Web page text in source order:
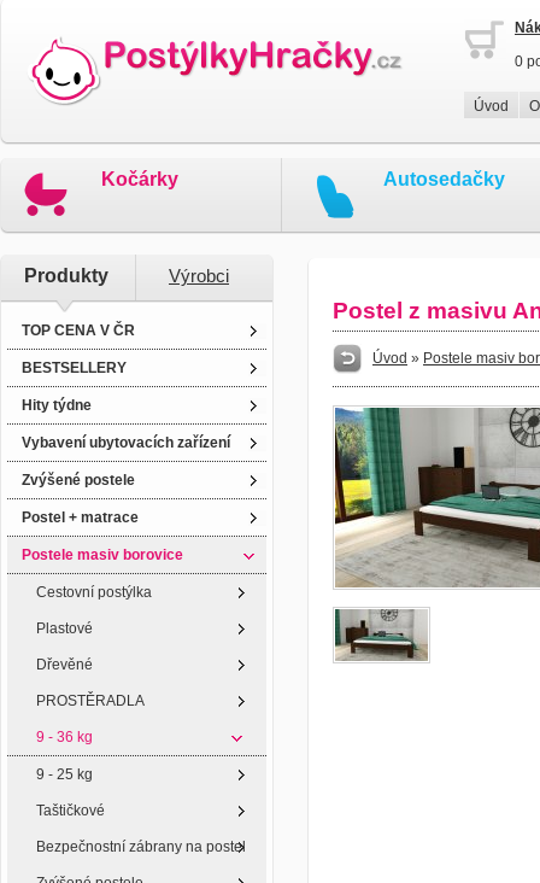
0
Úvod
Kočárky Autosedačky
Produkty Výrobci
TOP CENA V ČR
BESTSELLERY
Hity týdne
Vybavení ubytovacích zařízení
Zvýšené postele
Postel + matrace
Postele masiv borovice
Cestovní postýlka
Plastové
Dřevěné
PROSTĚRADLA
9 - 36 kg
9 - 25 kg
Taštičkové
Bezpečnostní zábrany na postel
Postel z masivu
Úvod » Postele masiv